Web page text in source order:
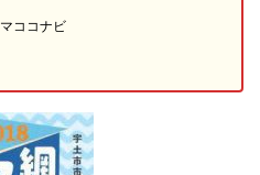
ココナビ